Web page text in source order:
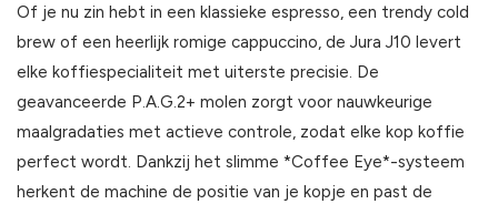
Of je nu zin hebt in een klassieke espresso, een trendy cold
brew of een heerlijk romige cappuccino, de Jura J10 levert
elke koffiespecialiteit met uiterste precisie. De
geavanceerde P.A.G.2+ molen zorgt voor nauwkeurige
maalgradaties met actieve controle, zodat elke kop koffie
perfect wordt. Dankzij het slimme *Coffee Eye*-systeem
herkent de machine de positie van je kopje en past de